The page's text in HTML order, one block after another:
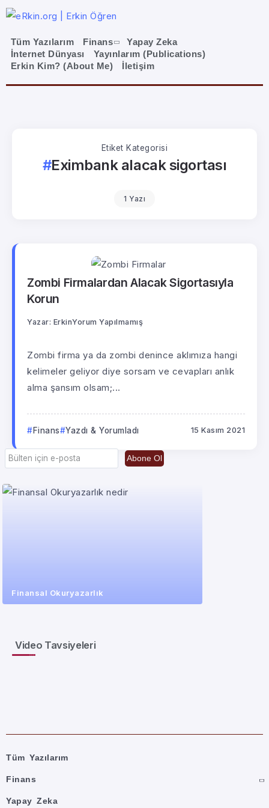
Tüm Yazılarım Finans
Yapay Zeka
İnternet Dünyası
Yayınlarım (Publications)
Erkin Kim? (About Me)
İletişim
Etiket Kategorisi
Eximbank alacak sigortası
1 Yazı
Zombi Firmalardan Alacak Sigortasıyla
Korun
Yazar: ErkinYorum Yapılmamış
Zombi firma ya da zombi denince aklımıza hangi
kelimeler geliyor diye sorsam ve cevapları anlık
alma şansım olsam;...
Finans Yazdı & Yorumladı 15 Kasım 2021
Abone Ol
Finansal Okuryazarlık
Video Tavsiyeleri
Tüm Yazılarım
Finans
Yapay Zeka